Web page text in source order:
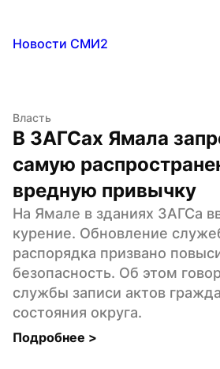
Новости СМИ2
Власть
В ЗАГСах Ямала
самую
вредную привычку
На Ямале в зданиях ЗАГСа
курение. Обновление
распорядка призвано
безопасность. Об этом
службы записи актов
состояния округа.
Подробнее >